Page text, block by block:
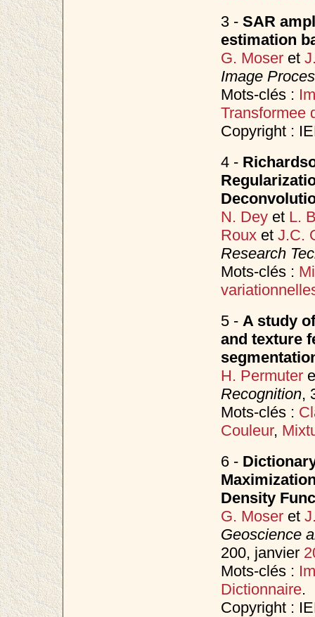
3 - SAR
estimation
G. Moseret
Image
Mots-clés :
Transformee
Copyright :
4 -
N. Deyet L.
Rouxet J.C.
Research
Mots-clés :
5 - A study
and texture
H. Permuter
Recognition,
Mots-clés :
Couleur,
6 -
Density
G. Moseret
Geoscience
200, janvier
Mots-clés :
Dictionnaire.
Copyright :